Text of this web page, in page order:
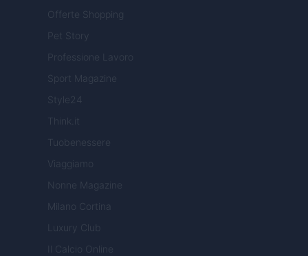
Offerte Shopping
Pet Story
Professione Lavoro
Sport Magazine
Style24
Think.it
Tuobenessere
Viaggiamo
Nonne Magazine
Milano Cortina
Luxury Club
Il Calcio Online